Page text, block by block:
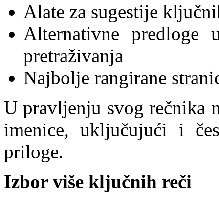
Alate za sugestije
Alternativne predloge
pretraživanja
Najbolje rangirane
U pravljenju svog rečnika
imenice, uključujući i
priloge.
Izbor više ključnih reči